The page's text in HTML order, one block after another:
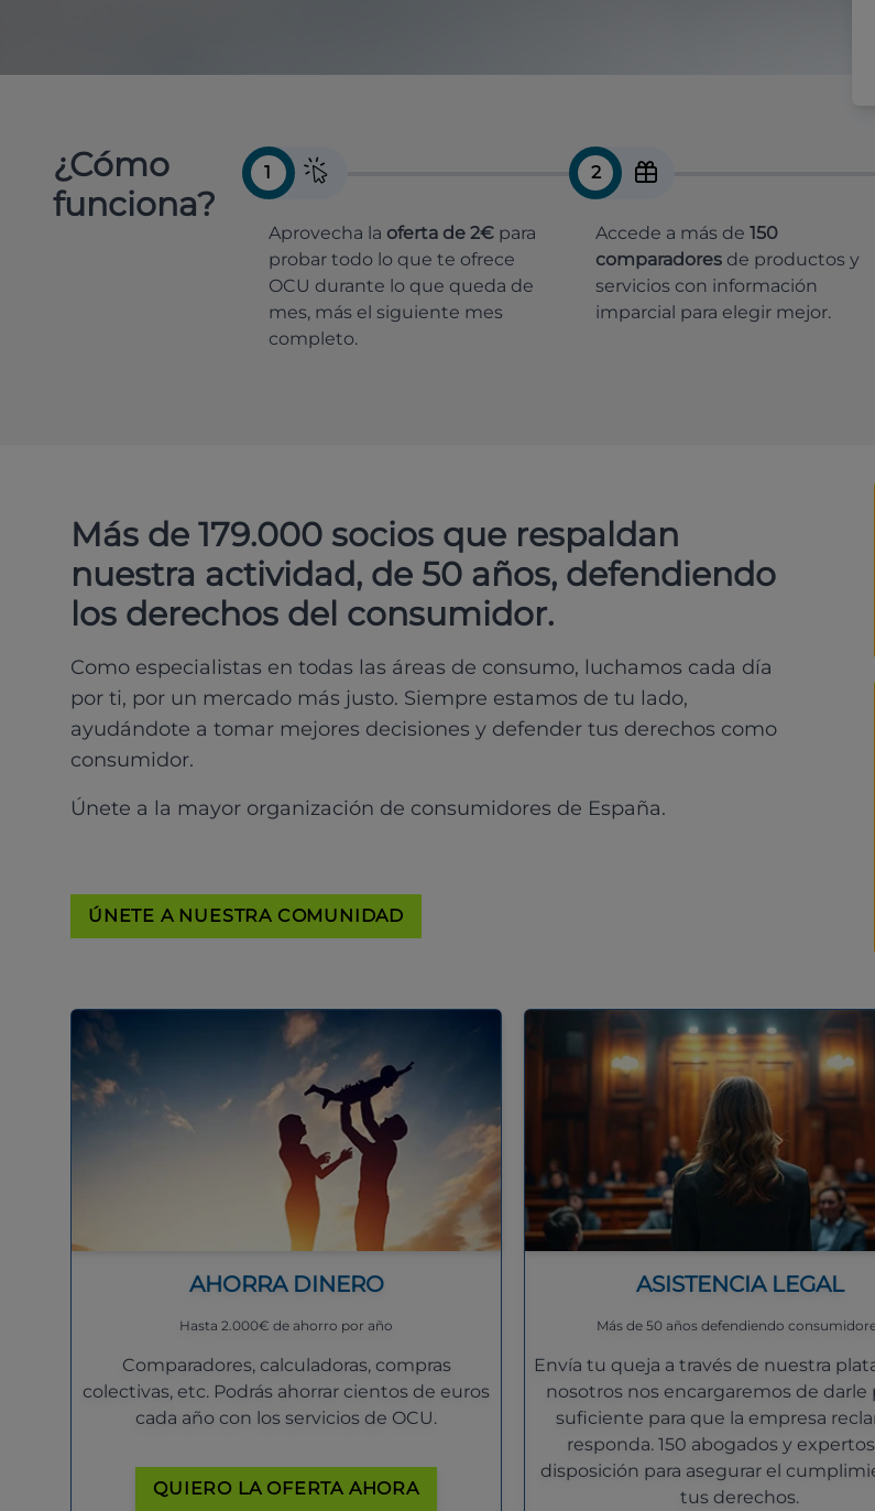
¿Cómo
funciona?
1
Aprovecha la oferta de 2€ para
probar todo lo que te ofrece
OCU durante lo que queda de
mes, más el siguiente mes
completo.
2
Accede a más de 150
comparadoresde productos y
servicios con información
imparcial para elegir mejor.
Más de 179.000 socios que respaldan
nuestra actividad, de 50 años, defendiendo
los derechos del consumidor.
Como especialistas en todas las áreas de consumo, luchamos cada día
por ti, por un mercado más justo. Siempre estamos de tu lado,
ayudándote a tomar mejores decisiones y defender tus derechos como
consumidor.
Únete a la mayor organización de consumidores de España.
ÚNETE A NUESTRA COMUNIDAD
AHORRA DINERO
Hasta 2.000€ de ahorro por año
Comparadores, calculadoras, compras
colectivas, etc. Podrás ahorrar cientos de euros
cada año con los servicios de OCU.
QUIERO LA OFERTA AHORA
ASISTENCIA LEGAL
Más de 50 años defendiendo
Envía tu queja a través de nuestra
nosotros nos encargaremos de darle
suficiente para que la empresa
responda. 150 abogados y
disposición para asegurar el
tus derechos.